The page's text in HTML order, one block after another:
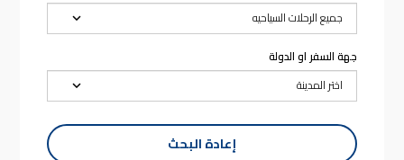
جهة السفر او الدولة
إعادة البحث